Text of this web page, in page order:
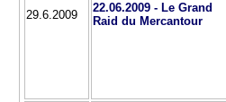
29.6.2009
22.06.2009 - Le Grand
Raid du Mercantour